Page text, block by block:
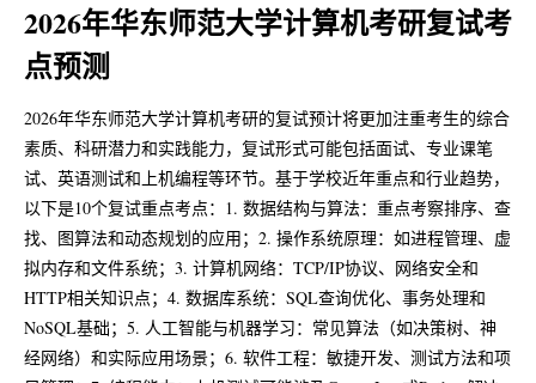
2026年华东师范大学计算机考研复试考
点预测
2026年华东师范大学计算机考研的复试预计将更加注重考生的综合
素质、科研潜力和实践能力，复试形式可能包括面试、专业课笔
试、英语测试和上机编程等环节。基于学校近年重点和行业趋势，
以下是10个复试重点考点：1. 数据结构与算法：重点考察排序、查
找、图算法和动态规划的应用；2. 操作系统原理：如进程管理、虚
拟内存和文件系统；3. 计算机网络：TCP/IP协议、网络安全和
HTTP相关知识点；4. 数据库系统：SQL查询优化、事务处理和
NoSQL基础；5. 人工智能与机器学习：常见算法（如决策树、神
经网络）和实际应用场景；6. 软件工程：敏捷开发、测试方法和项